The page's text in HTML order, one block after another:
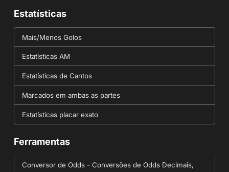
Estatísticas
Mais/Menos Golos
Estatísticas AM
Estatísticas de Cantos
Marcados em ambas as partes
Estatísticas placar exato
Ferramentas
Conversor de Odds - Conversões de Odds Decimais,